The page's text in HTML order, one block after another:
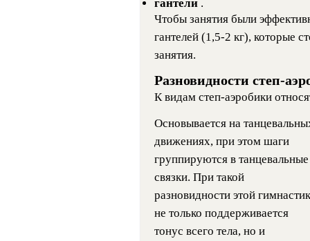
гантели .
Чтобы занятия были
гантелей (1,5-2 кг), которые
занятия.
Разновидности степ-
К видам степ-аэробики
Основывается на
движениях, при этом шаги
группируются в танцевальные
связки. При такой
разновидности этой
не только поддерживается
тонус всего тела, но и